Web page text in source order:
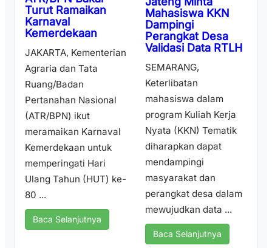
Turut Ramaikan
Karnaval
Kemerdekaan
JAKARTA, Kementerian
Agraria dan Tata
Ruang/Badan
Pertanahan Nasional
(ATR/BPN) ikut
meramaikan Karnaval
Kemerdekaan untuk
memperingati Hari
Ulang Tahun (HUT) ke-
80 ...
Baca Selanjutnya
Mahasiswa KKN
Dampingi
Perangkat Desa
Validasi Data RTLH
SEMARANG,
Keterlibatan
mahasiswa dalam
program Kuliah Kerja
Nyata (KKN) Tematik
diharapkan dapat
mendampingi
masyarakat dan
perangkat desa dalam
mewujudkan data ...
Baca Selanjutnya